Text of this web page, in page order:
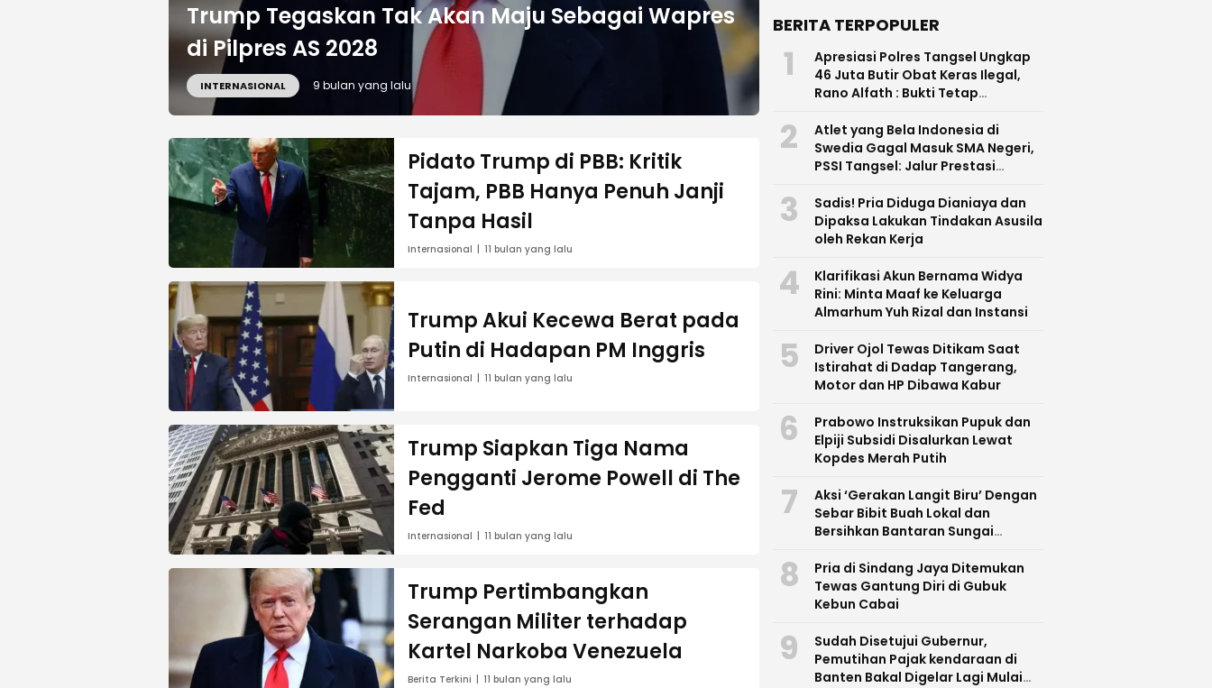
Trump Tegaskan Tak Akan Maju Sebagai Wapres
di Pilpres AS 2028
INTERNASIONAL 9 bulan yang lalu
Pidato Trump di PBB: Kritik
Tajam, PBB Hanya Penuh Janji
Tanpa Hasil
Internasional 11 bulan yang lalu
Trump Akui Kecewa Berat pada
Putin di Hadapan PM Inggris
Internasional 11 bulan yang lalu
Trump Siapkan Tiga Nama
Pengganti Jerome Powell di The
Fed
Internasional 11 bulan yang lalu
Trump Pertimbangkan
Serangan Militer terhadap
Kartel Narkoba Venezuela
Berita Terkini 11 bulan yang lalu
BERITA TERPOPULER
1
Apresiasi Polres Tangsel Ungkap
46 Juta Butir Obat Keras Ilegal,
Rano Alfath : Bukti Tetap
2
Atlet yang Bela Indonesia di
Swedia Gagal Masuk SMA Negeri,
PSSI Tangsel: Jalur Prestasi
3
Sadis! Pria Diduga Dianiaya dan
Dipaksa Lakukan Tindakan Asusila
oleh Rekan Kerja
4
Klarifikasi Akun Bernama Widya
Rini: Minta Maaf ke Keluarga
Almarhum Yuh Rizal dan Instansi
5
Driver Ojol Tewas Ditikam Saat
Istirahat di Dadap Tangerang,
Motor dan HP Dibawa Kabur
6
Prabowo Instruksikan Pupuk dan
Elpiji Subsidi Disalurkan Lewat
Kopdes Merah Putih
7
Aksi ‘Gerakan Langit Biru’ Dengan
Sebar Bibit Buah Lokal dan
Bersihkan Bantaran Sungai
8
Pria di Sindang Jaya Ditemukan
Tewas Gantung Diri di Gubuk
Kebun Cabai
9
Sudah Disetujui Gubernur,
Pemutihan Pajak kendaraan di
Banten Bakal Digelar Lagi Mulai